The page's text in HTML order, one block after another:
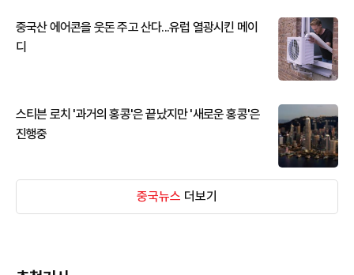
중국산 에어콘을 웃돈 주고 산다...유럽 열광시킨 메이
디
스티븐 로치 '과거의 홍콩'은 끝났지만 '새로운 홍콩'은
진행중
중국뉴스 더보기